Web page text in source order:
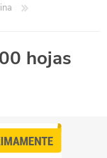
hojas